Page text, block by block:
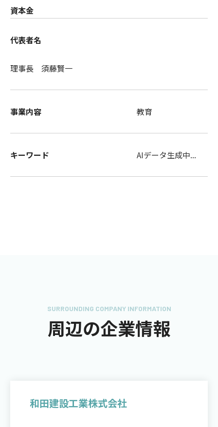
資本金
代表者名
理事長 須藤賢一
事業内容 教育
キーワード AIデータ生成中...
SURROUNDING COMPANY INFORMATION
周辺の企業情報
和田建設工業株式会社